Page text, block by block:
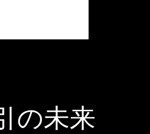
の未来